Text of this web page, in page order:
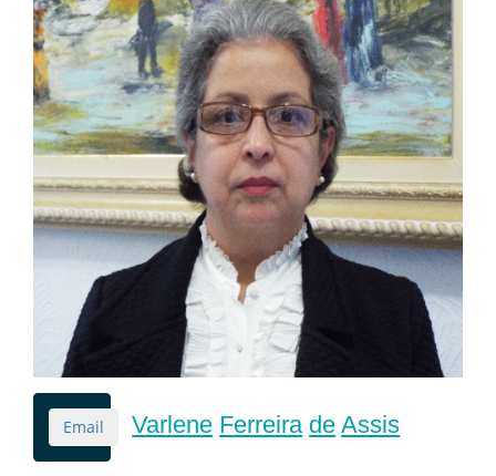
Email Varlene Ferreira de Assis